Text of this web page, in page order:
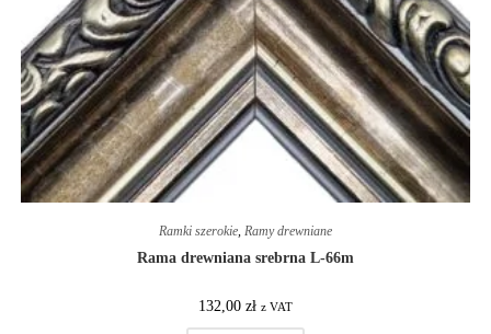
Ramki szerokie, Ramy drewniane
Rama drewniana srebrna L-66m
132,00 zł z VAT